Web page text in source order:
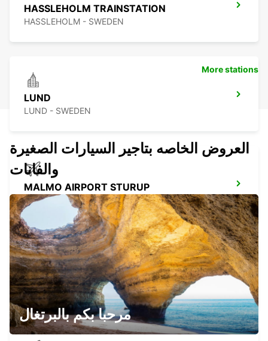
HASSLEHOLM TRAINSTATION
HASSLEHOLM - SWEDEN
LUND
LUND - SWEDEN
MALMO AIRPORT STURUP
MALMO - SWEDEN
RONNEBY
RONNEBY - SWEDEN
More stations
العروض الخاصه بتاجير السيارات الصغيرة
والفانات
مرحبا بكم بالبرتغال